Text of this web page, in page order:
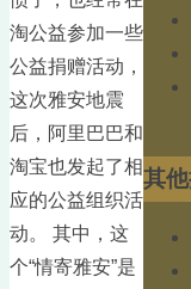
淘公益参加一些
公益捐赠活动，
这次雅安地震
后，阿里巴巴和
淘宝也发起了相
应的公益组织活
动。 其中，这
个“情寄雅安”是
其